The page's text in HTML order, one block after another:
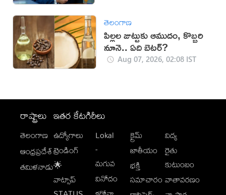
తెలంగాణ
పిల్లల జుట్టుకు ఆముదం, కొబ్బరి
నూనె.. ఏది బెటర్?
Aug 07, 2026, 02:08 IST
రాష్ట్రాలు
తెలంగాణ
ఆంధ్రప్రదేశ్
తమిళనాడు
ఇతర కేటగిరీలు
ఉద్యోగాలు
ట్రెండింగ్
🌟
వాట్సాప్
Lokal
-
మగువ
వినోదం
క్రైమ్
జాతీయం
భక్తి
సమాచారం
విద్య
రైతు
కుటుంబం
వాతావరణం